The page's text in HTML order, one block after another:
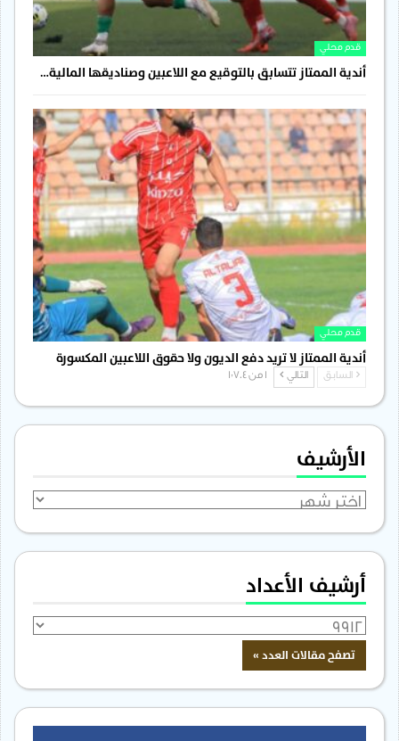
قدم محلي
أندية الممتاز تتسابق بالتوقيع مع اللاعبين وصناديقها المالية…
قدم محلي
أندية الممتاز لا تريد دفع الديون ولا حقوق اللاعبين المكسورة
السابق التالي
الأرشيف
الأرشيف
أرشيف الأعداد